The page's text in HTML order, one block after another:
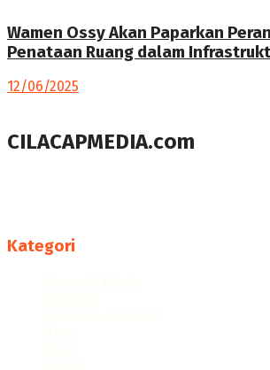
Wamen Ossy Akan Paparkan
Penataan Ruang dalam
12/06/2025
CILACAPMEDIA.com
Kategori